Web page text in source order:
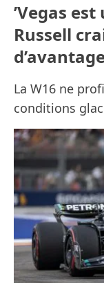
’Vegas
Russell
La W16 ne
conditions